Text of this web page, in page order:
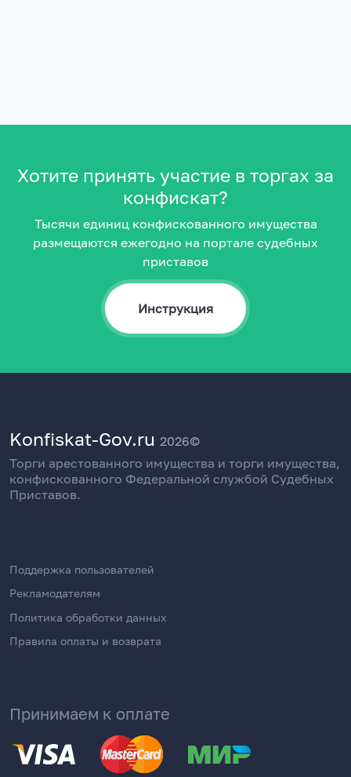
Хотите принять участие в торгах за
конфискат?
Тысячи единиц конфискованного имущества
размещаются ежегодно на портале судебных
приставов
Инструкция
Konfiskat-Gov.ru 2026©
Торги арестованного имущества и торги имущества,
конфискованного Федеральной службой Судебных
Приставов.
Поддержка пользователей
Рекламодателям
Политика обработки данных
Правила оплаты и возврата
Принимаем к оплате